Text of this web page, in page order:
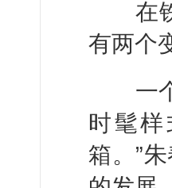
在铁
有两个
一个
时髦
箱。”